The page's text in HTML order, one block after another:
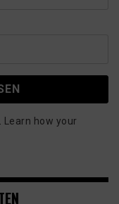
Learn how your